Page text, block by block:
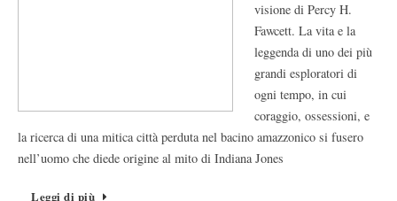
visione di Percy H.
Fawcett. La vita e la
leggenda di uno dei più
grandi esploratori di
ogni tempo, in cui
coraggio, ossessioni, e
la ricerca di una mitica città perduta nel bacino amazzonico si fusero
nell’uomo che diede origine al mito di Indiana Jones
Leggi di più